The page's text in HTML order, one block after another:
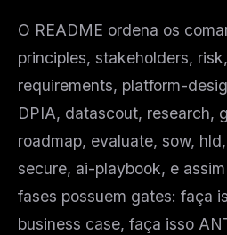
O README ordena os
principles, stakeholders,
requirements, platform-
DPIA, datascout, research,
roadmap, evaluate, sow,
secure, ai-playbook, e
fases possuem gates: faça
business case, faça isso